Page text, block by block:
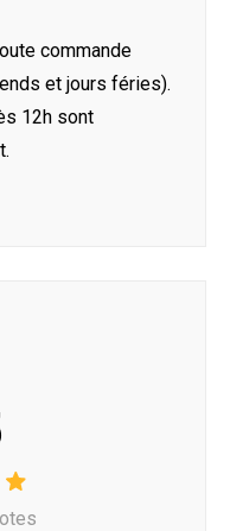
commande
et jours féries).
12h sont